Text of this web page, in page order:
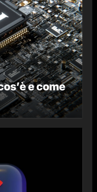
e come